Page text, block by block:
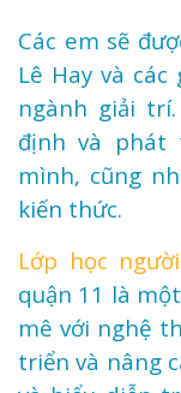
Các em sẽ
Lê Hay và
ngành giải
định và phát
mình, cũng
kiến thức.
Lớp học
quận 11 là
mê với nghệ
triển và nâng